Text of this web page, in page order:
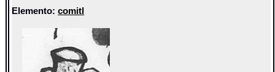
Elemento:comitl